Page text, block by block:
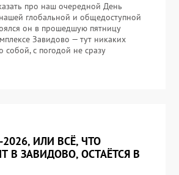
про наш очередной День
глобальной и общедоступной
он в прошедшую пятницу
Завидово — тут никаких
собой, с погодой не сразу
ИЛИ ВСЁ, ЧТО
В ЗАВИДОВО, ОСТАЁТСЯ В